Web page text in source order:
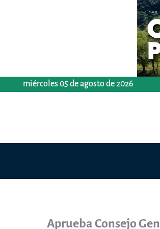
miércoles 05 de agosto de 2026
Aprueba Consejo